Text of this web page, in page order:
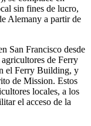
sin fines de lucro,
Alemany a partir de
San Francisco desde
de Ferry
el Ferry Building, y
de Mission. Estos
locales, a los
el acceso de la